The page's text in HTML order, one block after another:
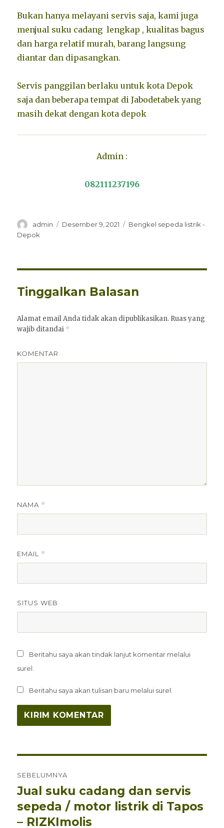
Bukan hanya melayani servis saja, kami juga
menjual suku cadang lengkap , kualitas bagus
dan harga relatif murah, barang langsung
diantar dan dipasangkan.‎
Servis panggilan berlaku untuk kota Depok
saja dan beberapa tempat di Jabodetabek yang
masih dekat dengan kota depok
Admin :
082111237196
Penulis
admin
Diposkan
Desember 9, 2021 Kategori
Bengkel sepeda listrik -
Depok
Tinggalkan Balasan
Alamat email Anda tidak akan dipublikasikan. Ruas yang
wajib ditandai *
KOMENTAR
NAMA *
EMAIL *
SITUS WEB
Beritahu saya akan tindak lanjut komentar melalui
surel.
Beritahu saya akan tulisan baru melalui surel.
pos
SEBELUMNYA
Pos
sebelumnya:
Jual suku cadang dan servis
sepeda / motor listrik di Tapos
– RIZKImolis